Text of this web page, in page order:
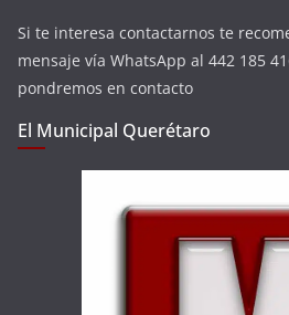
Si te interesa contactarnos te
mensaje vía WhatsApp al 442 185
pondremos en contacto
El Municipal Querétaro